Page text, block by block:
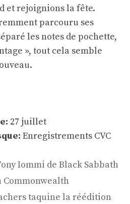
et rejoignions la fête.
parcouru ses
les notes de pochette,
», tout cela semble
27 juillet
Enregistrements CVC
Iommi de Black Sabbath
Commonwealth
taquine la réédition